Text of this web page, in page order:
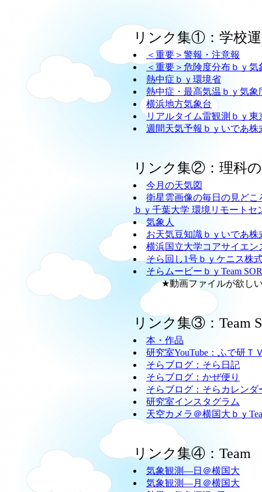
リンク集①：学校
＜重要＞警報・注意報
＜重要＞危険度分布ｂｙ気
熱中症ｂｙ環境省
熱中症・最高気温ｂｙ気象
横浜地方気象台
リアルタイム雷観測ｂｙ東
週間天気予報ｂｙいであ株
リンク集②：理科
今月の天気図
衛星雲画像の毎日の見どこ
ｂｙ千葉大学 環境リモート
気象人
お天気豆知識ｂｙいであ株
横浜国立大学コアサイエン
そら回し1号ｂｙケニス株
そらムービーｂｙTeam
★動画ファイルが欲しい
リンク集③：Team
本・作品
研究室YouTube：ふで研Ｔ
そらブログ：そら日記
そらブログ：かぜ便り
そらブログ：そらカレンダ
研究室インスタグラム
天空カメラ＠横国大ｂｙ
リンク集④：
気象観測―日＠横国大
気象観測―月＠横国大